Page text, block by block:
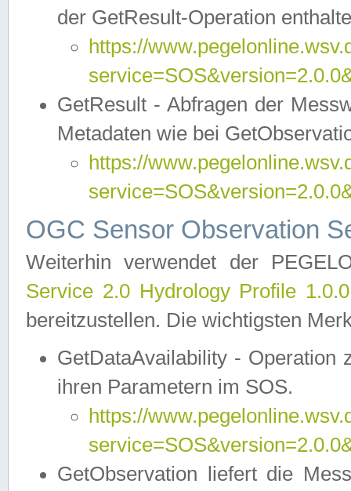
der GetResult-Operation
https://
GetResult - Abfragen der
Metadaten wie bei
https://
OGC Sensor Observation
Weiterhin verwendet der
Service 2.0 Hydrology Profile
bereitzustellen. Die wichtigsten
GetDataAvailability - Operation
ihren Parametern im SOS.
https://
GetObservation liefert die